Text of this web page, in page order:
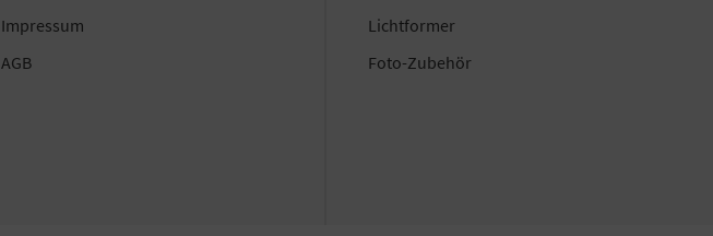
Impressum
AGB
Lichtformer
Foto-Zubehör